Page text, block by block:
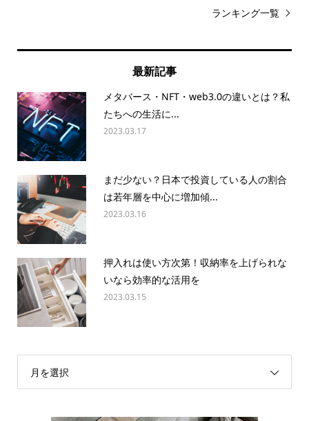
ランキング一覧
最新記事
メタバース・NFT・web3.0の違いとは？私
たちへの生活に...
2023.03.17
まだ少ない？日本で投資している人の割合
は若年層を中心に増加傾...
2023.03.16
押入れは使い方次第！収納率を上げられな
いなら効率的な活用を
2023.03.15
月を選択